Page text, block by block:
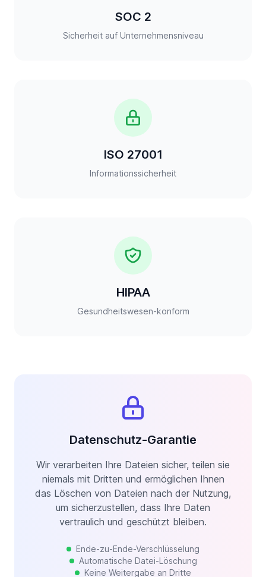
SOC 2
Sicherheit auf Unternehmensniveau
ISO 27001
Informationssicherheit
HIPAA
Gesundheitswesen-konform
Datenschutz-Garantie
Wir verarbeiten Ihre Dateien sicher, teilen sie
niemals mit Dritten und ermöglichen Ihnen
das Löschen von Dateien nach der Nutzung,
um sicherzustellen, dass Ihre Daten
vertraulich und geschützt bleiben.
Ende-zu-Ende-Verschlüsselung
Automatische Datei-Löschung
Keine Weitergabe an Dritte